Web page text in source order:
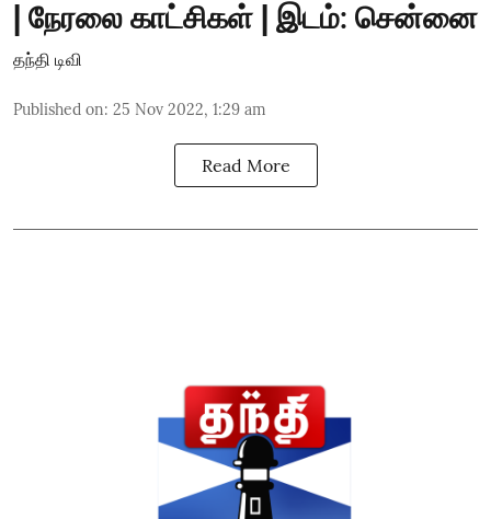
| நேரலை காட்சிகள் | இடம்: சென்னை
தந்தி டிவி
Published on: 25 Nov 2022, 1:29 am
Read More